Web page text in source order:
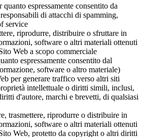
quanto espressamente consentito da
di attacchi di spamming,
service
riprodurre, distribuire o sfruttare in
software o altri materiali ottenuti
Web a scopo commerciale
espressamente consentito dal
software o altro materiale)
per generare traffico verso altri siti
intellettuale o diritti simili, inclusi,
d'autore, marchi e brevetti, di qualsiasi
trasmettere, riprodurre o distribuire in
software o altri materiali ottenuti
Web, protetto da copyright o altri diritti